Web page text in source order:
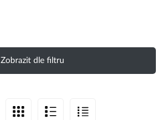
Zobrazit dle filtru